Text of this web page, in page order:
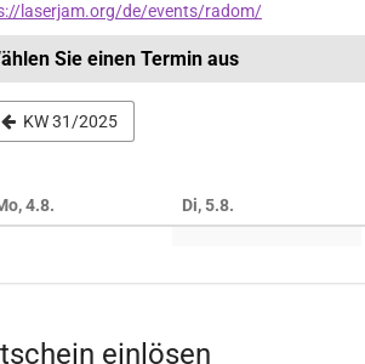
laserjam.org/de/events/radom/
Sie einen Termin aus
KW 31/2025
4.8. Di, 5.8.
einlösen